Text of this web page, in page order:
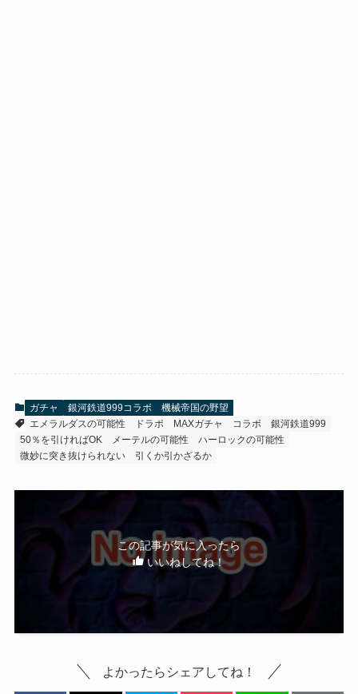
ガチャ
銀河鉄道999コラボ 機械帝国の野望
エメラルダスの可能性
ドラポ MAXガチャ コラボ
銀河鉄道999
50％を引ければOK
メーテルの可能性
ハーロックの可能性
微妙に突き抜けられない
引くか引かざるか
この記事が気に入ったら
いいねしてね！
よかったらシェアしてね！